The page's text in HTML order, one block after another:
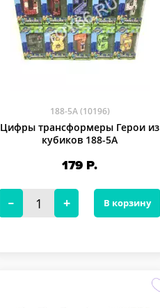
188-5A (10196)
Цифры трансформеры Герои из
кубиков 188-5A
179 Р.
В корзину